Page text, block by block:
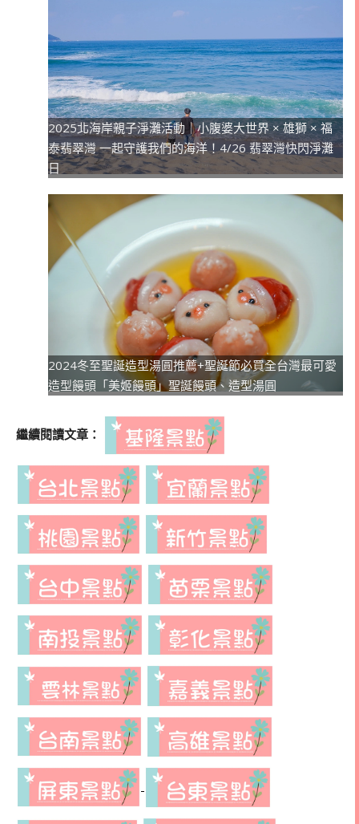
2025北海岸親子淨灘活動｜小腹婆大世界 × 雄獅 × 福
泰翡翠灣 一起守護我們的海洋！4/26 翡翠灣快閃淨灘
日
2024冬至聖誕造型湯圓推薦+聖誕節必買全台灣最可愛
造型饅頭「美姬饅頭」聖誕饅頭、造型湯圓
繼續閱讀文章：